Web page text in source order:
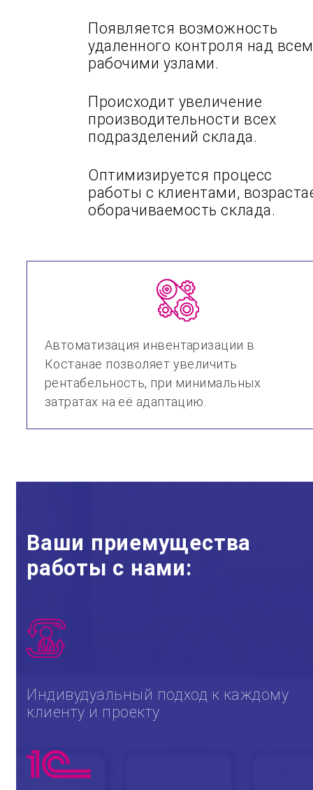
Появляется возможность
удаленного контроля над
рабочими узлами.
Происходит увеличение
производительности всех
подразделений склада.
Оптимизируется процесс
работы с клиентами,
оборачиваемость склада.
Автоматизация инвентаризации в
Костанае позволяет увеличить
рентабельность, при минимальных
затратах на её адаптацию.
Ваши приемущества
работы с нами:
Индивудуальный подход к каждому
клиенту и проекту